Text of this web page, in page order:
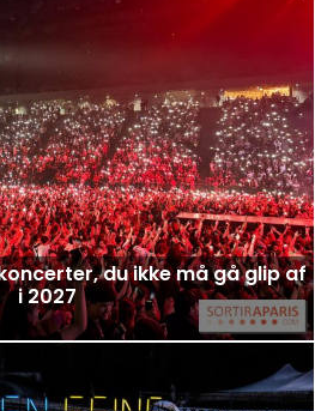
du ikke må gå glip af
i 2027